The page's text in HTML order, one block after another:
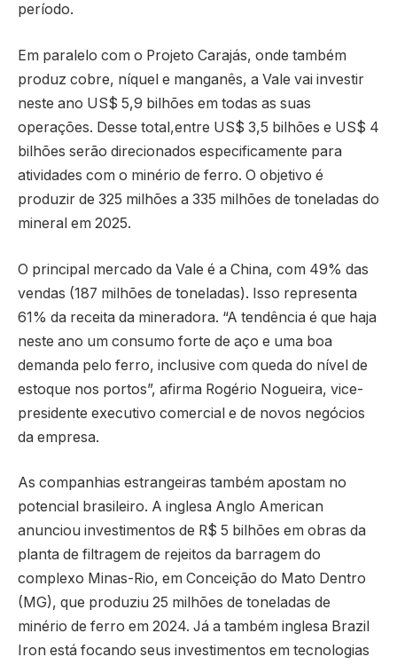
período.
Em paralelo com o Projeto Carajás, onde também
produz cobre, níquel e manganês, a Vale vai investir
neste ano US$ 5,9 bilhões em todas as suas
operações. Desse total,entre US$ 3,5 bilhões e US$ 4
bilhões serão direcionados especificamente para
atividades com o minério de ferro. O objetivo é
produzir de 325 milhões a 335 milhões de toneladas do
mineral em 2025.
O principal mercado da Vale é a China, com 49% das
vendas (187 milhões de toneladas). Isso representa
61% da receita da mineradora. “A tendência é que haja
neste ano um consumo forte de aço e uma boa
demanda pelo ferro, inclusive com queda do nível de
estoque nos portos”, afirma Rogério Nogueira, vice-
presidente executivo comercial e de novos negócios
da empresa.
As companhias estrangeiras também apostam no
potencial brasileiro. A inglesa Anglo American
anunciou investimentos de R$ 5 bilhões em obras da
planta de filtragem de rejeitos da barragem do
complexo Minas-Rio, em Conceição do Mato Dentro
(MG), que produziu 25 milhões de toneladas de
minério de ferro em 2024. Já a também inglesa Brazil
Iron está focando seus investimentos em tecnologias